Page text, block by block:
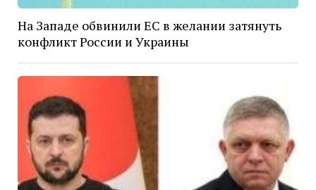
На Западе обвинили ЕС в желании затянуть
конфликт России и Украины